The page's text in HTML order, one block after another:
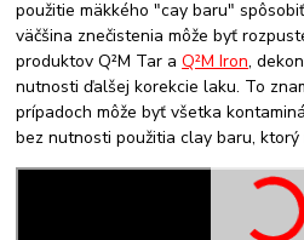
použitie mäkkého "cay baru"
väčšina znečistenia môže byť
produktov Q²M Tar aQ²M Iron,
nutnosti ďalšej korekcie laku. To
prípadoch môže byť všetka
bez nutnosti použitia clay baru,